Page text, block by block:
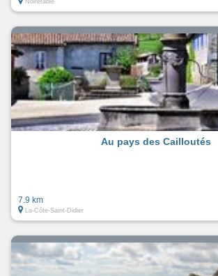
Au pays des Cailloutés
7.9 km
La-Côte-Saint-Didier